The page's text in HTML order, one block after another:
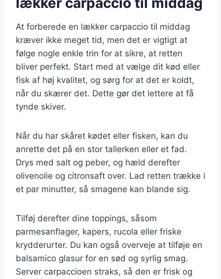
At forberede en lækker carpaccio til middag
kræver ikke meget tid, men det er vigtigt at
følge nogle enkle trin for at sikre, at retten
bliver perfekt. Start med at vælge dit kød eller
fisk af høj kvalitet, og sørg for at det er koldt,
når du skærer det. Dette gør det lettere at få
tynde skiver.
Når du har skåret kødet eller fisken, kan du
anrette det på en stor tallerken eller et fad.
Drys med salt og peber, og hæld derefter
olivenolie og citronsaft over. Lad retten trække i
et par minutter, så smagene kan blande sig.
Tilføj derefter dine toppings, såsom
parmesanflager, kapers, rucola eller friske
krydderurter. Du kan også overveje at tilføje en
balsamico glasur for en sød og syrlig smag.
Server carpaccioen straks, så den er frisk og